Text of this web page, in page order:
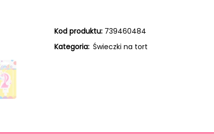
Kod produktu: 739460484
Kategoria: Świeczki na tort